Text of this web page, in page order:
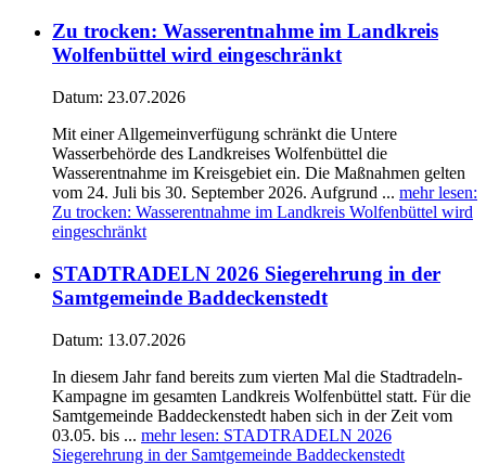
Zu trocken: Wasserentnahme im Landkreis
Wolfenbüttel wird eingeschränkt
Datum: 23.07.2026
Mit einer Allgemeinverfügung schränkt die Untere
Wasserbehörde des Landkreises Wolfenbüttel die
Wasserentnahme im Kreisgebiet ein. Die Maßnahmen gelten
vom 24. Juli bis 30. September 2026. Aufgrund ... mehr lesen:
Zu trocken: Wasserentnahme im Landkreis Wolfenbüttel wird
eingeschränkt
STADTRADELN 2026 Siegerehrung in der
Samtgemeinde Baddeckenstedt
Datum: 13.07.2026
In diesem Jahr fand bereits zum vierten Mal die Stadtradeln-
Kampagne im gesamten Landkreis Wolfenbüttel statt. Für die
Samtgemeinde Baddeckenstedt haben sich in der Zeit vom
03.05. bis ... mehr lesen: STADTRADELN 2026
Siegerehrung in der Samtgemeinde Baddeckenstedt